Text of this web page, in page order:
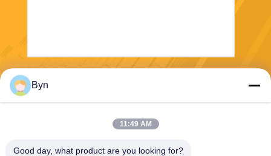
Byn
11:49 AM
Good day, what product are you looking for?